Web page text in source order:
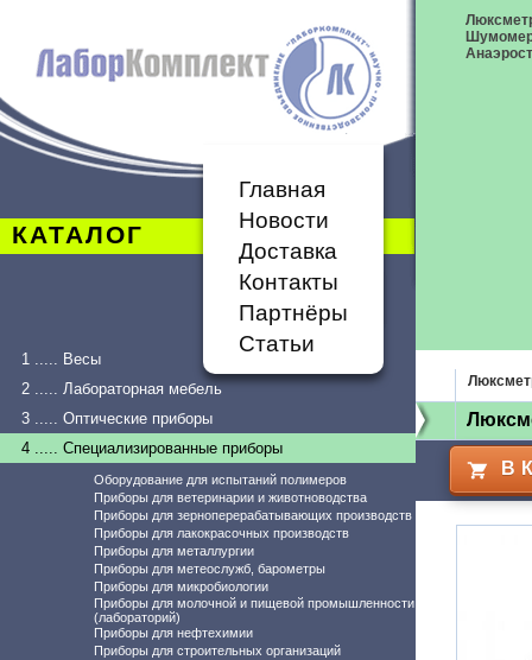
КАТАЛОГ
Главная
Новости
Доставка
Контакты
Партнёры
Статьи
1 ..... Весы
2 ..... Лабораторная мебель
3 ..... Оптические приборы
4 ..... Специализированные приборы
Оборудование для испытаний полимеров
Приборы для ветеринарии и животноводства
Приборы для зерноперерабатывающих производств
Приборы для лакокрасочных производств
Приборы для металлургии
Приборы для метеослужб, барометры
Приборы для микробиологии
Приборы для молочной и пищевой промышленности
(лабораторий)
Приборы для нефтехимии
Приборы для строительных организаций
В